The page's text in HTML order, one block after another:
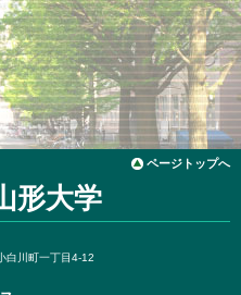
ページトップへ
形大学
白川町一丁目4-12